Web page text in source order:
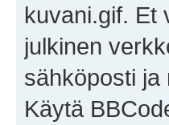
kuvani.gif. Et
julkinen
sähköposti ja
Käytä